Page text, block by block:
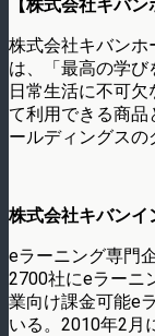
【株式会社キバ
株式会社キバンホ
は、「最高の学
日常生活に不可
て利用できる商品
ールディングスの
株式会社キバンイ
eラーニング専門
2700社にeラーニ
業向け課金可能e
いる。2010年2月